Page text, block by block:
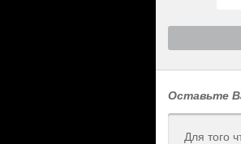
Оставьте
Для того